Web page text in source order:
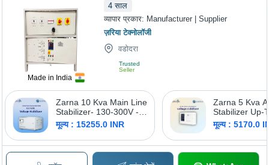
Made in India
4 साल
व्यापार प्रकार: Manufacturer | Supplier
ज़रिया टेक्नोलॉजी
वडोदरा
Trusted
Seller
Zarna 10 Kva Main Line
Stabilizer- 130-300V -
Current Type: Ac
मूल्य : 15255.0 INR
Zarna 5 Kva
Stabilizer Up-
130-300V -
50 Hertz (Hz)
मूल्य : 5170.0